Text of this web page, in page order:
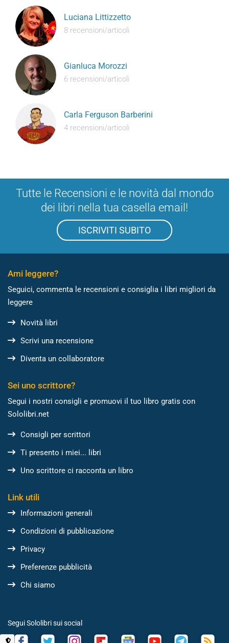
Luciana Littizzetto
8 recensioni/articoli
Gianluca Morozzi
6 recensioni/articoli
Carla Ferguson Barberini
4 recensioni/articoli
Tutte le Recensioni e le novità dal mondo
dei libri nella tua casella email!
ISCRIVITI SUBITO
Ami leggere?
Seguici, commenta le recensioni e consiglia i libri migliori da
leggere
Novità libri
Scrivi una recensione
Diventa un collaboratore
Sei uno scrittore?
Segui i nostri consigli e promuovi il tuo libro gratis con
Sololibri.net
Consigli per scrittori
Ti presento i miei... libri
Uno scrittore ci racconta un libro
Link utili
Informazioni generali
Condizioni di pubblicazione
Privacy
Preferenze pubblicità
Chi siamo
Segui Sololibri sui social